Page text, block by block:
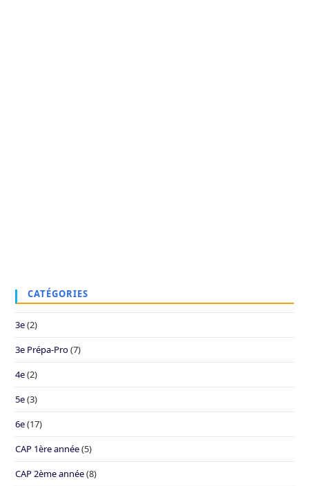
CATÉGORIES
3e(2)
3e Prépa-Pro(7)
4e(2)
5e(3)
6e(17)
CAP 1ère année(5)
CAP 2ème année(8)